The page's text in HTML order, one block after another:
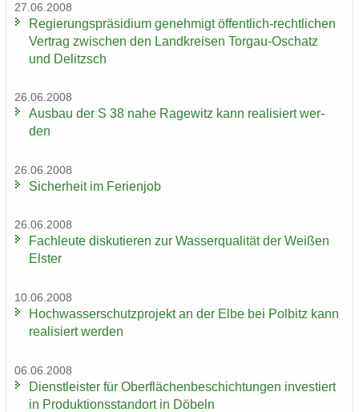
27.06.2008
Re­gie­rungs­prä­si­di­um ge­neh­migt öffentlich-​rechtlichen
Ver­trag zwi­schen den Land­krei­sen Torgau-​Oschatz
und De­litzsch
26.06.2008
Aus­bau der S 38 nahe Ra­ge­witz kann rea­li­siert wer­
den
26.06.2008
Si­cher­heit im Fe­ri­en­job
26.06.2008
Fach­leu­te dis­ku­tie­ren zur Was­ser­qua­li­tät der Wei­ßen
Els­ter
10.06.2008
Hoch­was­ser­schutz­pro­jekt an der Elbe bei Pol­bitz kann
rea­li­siert wer­den
06.06.2008
Dienst­leis­ter für Ober­flä­chen­be­schich­tun­gen in­ves­tiert
in Pro­duk­ti­ons­stand­ort in Dö­beln